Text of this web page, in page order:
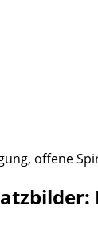
offene